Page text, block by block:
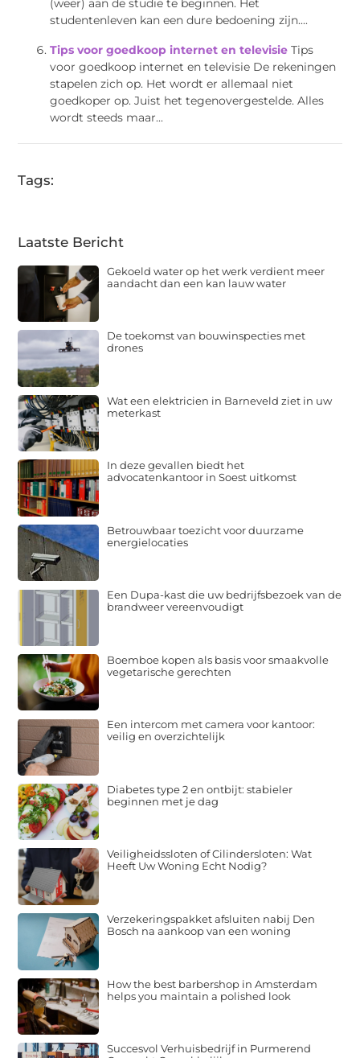
studentenleven kan een dure bedoening zijn....
Tips voor goedkoop internet en televisie Tips
voor goedkoop internet en televisie De rekeningen
stapelen zich op. Het wordt er allemaal niet
goedkoper op. Juist het tegenovergestelde. Alles
wordt steeds maar...
Tags:
Laatste Bericht
Gekoeld water op het werk verdient meer
aandacht dan een kan lauw water
De toekomst van bouwinspecties met
drones
Wat een elektricien in Barneveld ziet in uw
meterkast
In deze gevallen biedt het
advocatenkantoor in Soest uitkomst
Betrouwbaar toezicht voor duurzame
energielocaties
Een Dupa-kast die uw bedrijfsbezoek van de
brandweer vereenvoudigt
Boemboe kopen als basis voor smaakvolle
vegetarische gerechten
Een intercom met camera voor kantoor:
veilig en overzichtelijk
Diabetes type 2 en ontbijt: stabieler
beginnen met je dag
Veiligheidssloten of Cilindersloten: Wat
Heeft Uw Woning Echt Nodig?
Verzekeringspakket afsluiten nabij Den
Bosch na aankoop van een woning
How the best barbershop in Amsterdam
helps you maintain a polished look
Succesvol Verhuisbedrijf in Purmerend